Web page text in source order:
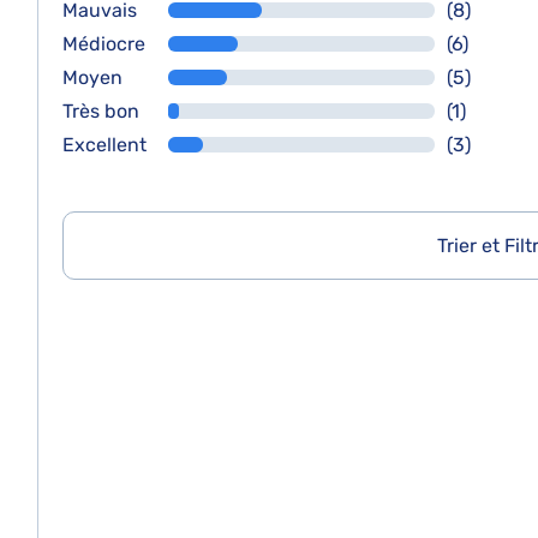
Mauvais
(8)
Médiocre
(6)
Moyen
(5)
Très bon
(1)
Excellent
(3)
Trier et